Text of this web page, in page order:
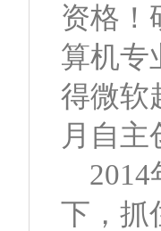
资格！
算机专
得微软
月自
2014
下，抓